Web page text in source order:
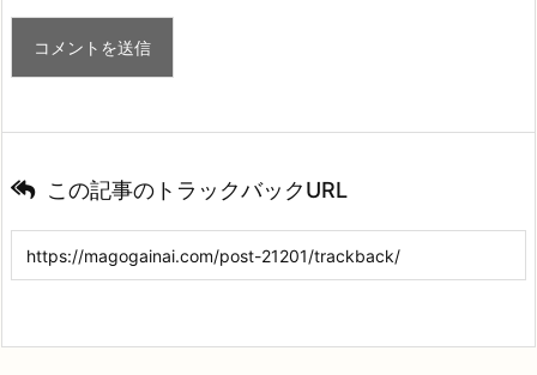
この記事のトラックバックURL